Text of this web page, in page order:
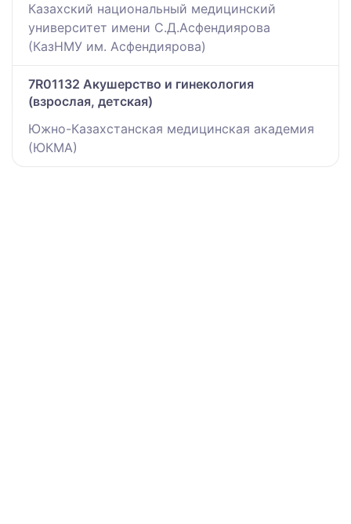
Казахский национальный медицинский
университет имени С.Д.Асфендиярова
(КазНМУ им. Асфендиярова)
7R01132 Акушерство и гинекология
(взрослая, детская)
Южно-Казахстанская медицинская академия
(ЮКМА)